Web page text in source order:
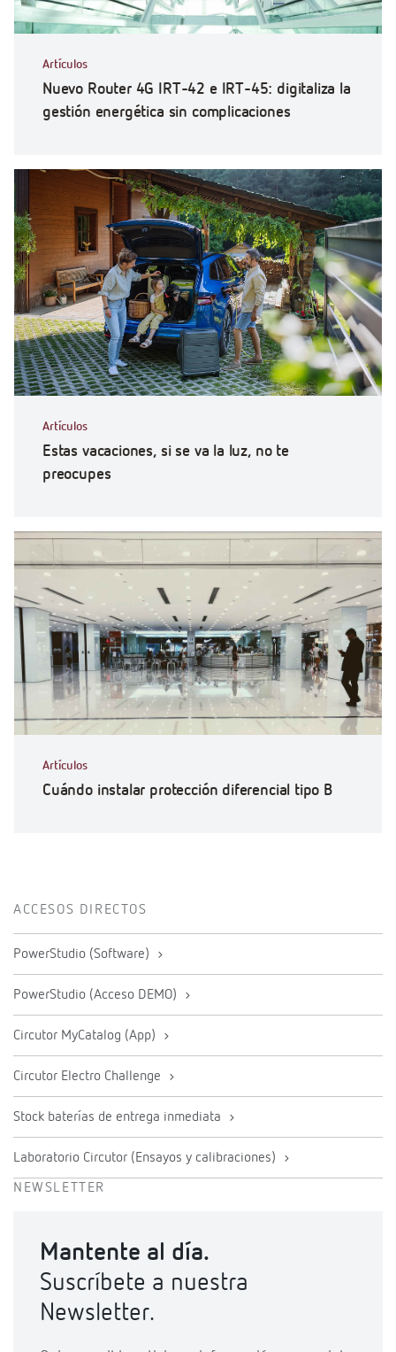
Artículos
Nuevo Router 4G IRT-42 e IRT-45: digitaliza la
gestión energética sin complicaciones
Artículos
Estas vacaciones, si se va la luz, no te
preocupes
Artículos
Cuándo instalar protección diferencial tipo B
ACCESOS DIRECTOS
PowerStudio (Software)
PowerStudio (Acceso DEMO)
Circutor MyCatalog (App)
Circutor Electro Challenge
Stock baterías de entrega inmediata
Laboratorio Circutor (Ensayos y calibraciones)
NEWSLETTER
Mantente al día.
Suscríbete a nuestra
Newsletter.